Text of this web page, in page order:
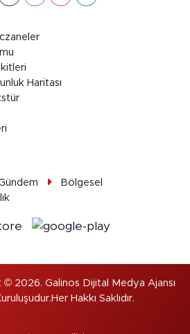
Haritası
Bölgesel
2026. Galinos Dijital Medya Ajansı
Hakkı Saklıdır.